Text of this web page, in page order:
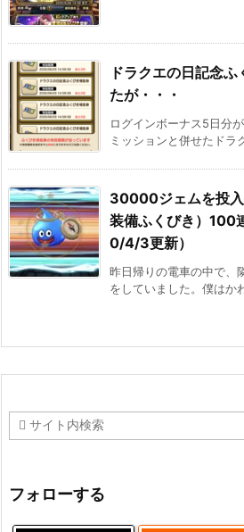
ドラクエの日記念
たが・・・
ログインボーナス5日分
ミッションと併せたドラ
30000ジェムを投
装備ふくびき）100
0/4/3更新）
昨日帰りの電車の中で、
をしていました。僕はか
フォローする